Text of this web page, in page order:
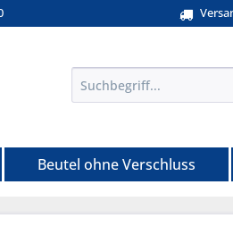
Beutel ohne Verschluss